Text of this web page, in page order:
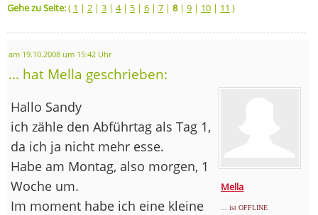
Gehe zu Seite:( 1 | 2 | 3 | 4| 5 | 6 | 7 | 8| 9 | 10 | 11 )
am 19.10.2008 um 15:42 Uhr
... hat Mella geschrieben:
Mella
... ist OFFLINE
Hallo Sandy
ich zähle den Abführtag als Tag 1,
da ich ja nicht mehr esse.
Habe am Montag, also morgen, 1
Woche um.
Im moment habe ich eine kleine